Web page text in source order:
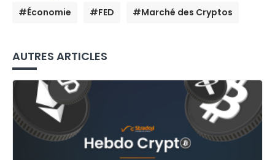
#Économie #FED #Marché des Cryptos
AUTRES ARTICLES